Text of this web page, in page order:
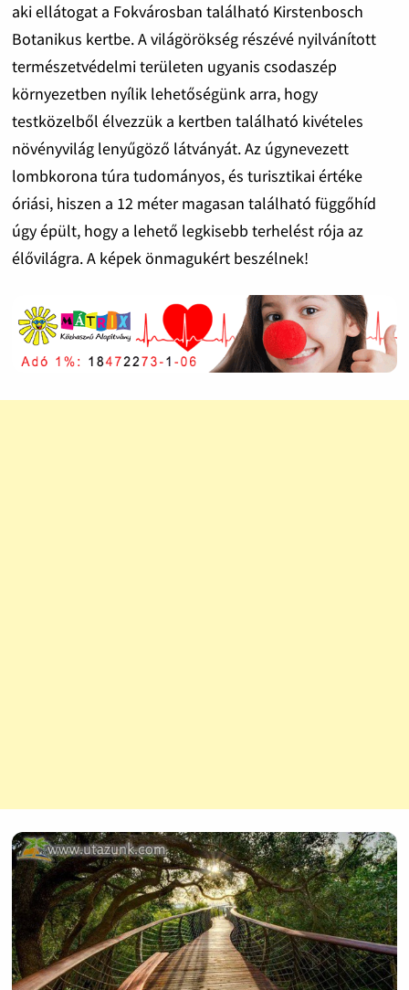
aki ellátogat a Fokvárosban található Kirstenbosch
Botanikus kertbe. A világörökség részévé nyilvánított
természetvédelmi területen ugyanis csodaszép
környezetben nyílik lehetőségünk arra, hogy
testközelből élvezzük a kertben található kivételes
növényvilág lenyűgöző látványát. Az úgynevezett
lombkorona túra tudományos, és turisztikai értéke
óriási, hiszen a 12 méter magasan található függőhíd
úgy épült, hogy a lehető legkisebb terhelést rója az
élővilágra. A képek önmagukért beszélnek!